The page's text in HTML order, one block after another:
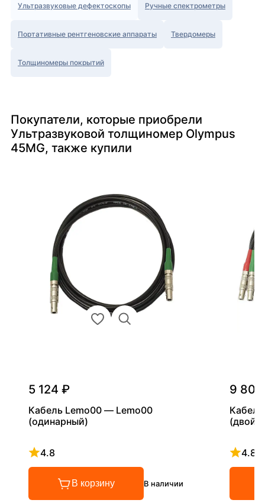
Ультразвуковые дефектоскопы Ручные спектрометры
Портативные рентгеновские аппараты Твердомеры
Толщиномеры покрытий
Покупатели, которые приобрели
Ультразвуковой толщиномер Olympus
45MG, также купили
5 124 ₽
Кабель Lemo00 — Lemo00
(одинарный)
4.8
Рейтинг 4.8 из 5
В корзину В наличии
9
4.8